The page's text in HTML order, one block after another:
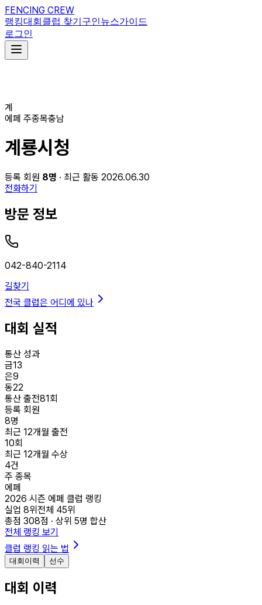
FENCING CREW
랭킹대회 클럽 찾기 구인뉴스가이드
로그인
계
에페 주종목충남
계룡시청
등록 회원 8명 · 최근 활동 2026.06.30
전화하기
방문 정보
042-840-2114
길찾기
전국 클럽은 어디에 있나
대회 실적
통산 성과
금13
은9
동22
통산 출전81회
등록 회원
8명
최근 12개월 출전
10회
최근 12개월 수상
4건
주 종목
에페
2026 시즌 에페 클럽 랭킹
실업 8위전체 45위
총점 308점 · 상위 5명 합산
전체 랭킹 보기
클럽 랭킹 읽는 법
대회이력 선수
대회 이력